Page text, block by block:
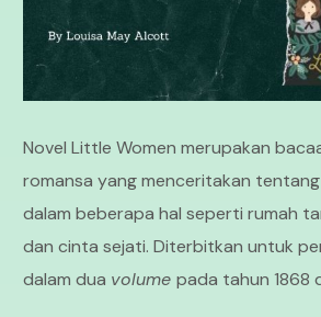
Novel Little Women merupakan
romansa yang menceritakan
dalam beberapa hal seperti rumah
dan cinta sejati. Diterbitkan untuk
dalam dua volumepada tahun 1868